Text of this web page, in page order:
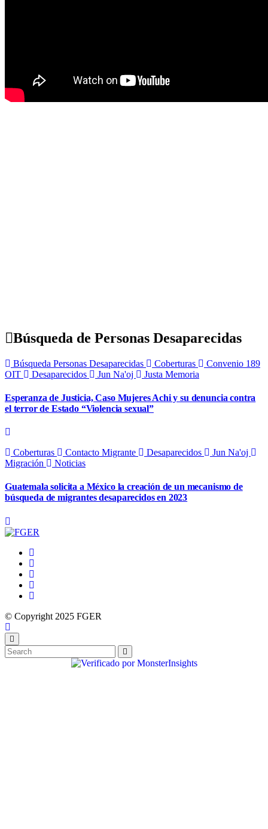
Búsqueda de Personas Desaparecidas
Búsqueda Personas Desaparecidas Coberturas
Convenio 189
OIT
Desaparecidos Jun Na'oj Justa Memoria
Esperanza de Justicia, Caso Mujeres Achi y su denuncia contra
el terror de Estado “Violencia sexual”
Coberturas Contacto Migrante Desaparecidos
Jun Na'oj
Migración
Noticias
Guatemala solicita a México la creación de un mecanismo de
búsqueda de migrantes desaparecidos en 2023
© Copyright 2025 FGER